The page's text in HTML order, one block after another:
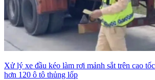
Xử lý xe đầu kéo làm rơi mảnh sắt trên cao
hơn 120 ô tô thủng lốp